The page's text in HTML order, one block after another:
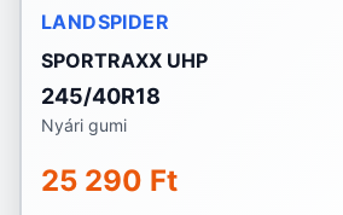
LANDSPIDER
SPORTRAXX UHP
245/40R18
Nyári gumi
25 290 Ft